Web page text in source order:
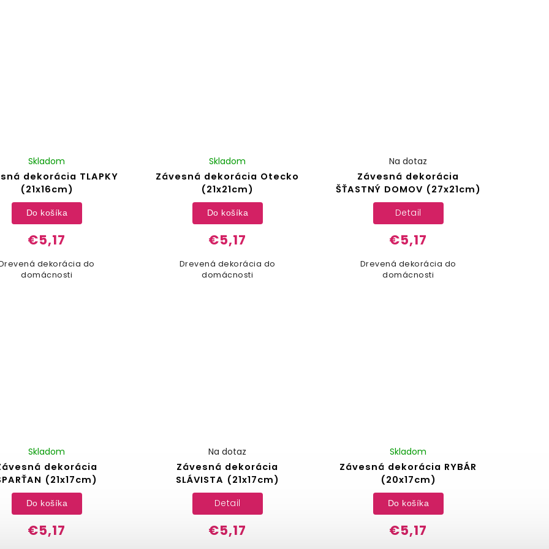
dekorácia TLAPKY
(21x16cm)
Skladom
€5,17
Do košíka
dekorácia do
domácnosti
Závesná dekorácia Otecko
(21x21cm)
Skladom
€5,17
Do košíka
Drevená dekorácia do
domácnosti
Závesná dekorácia
ŠŤASTNÝ DOMOV (27x21cm)
Na dotaz
€5,17
Detail
Drevená dekorácia do
domácnosti
dekorácia
(21x17cm)
Skladom
€5,17
Do košíka
Závesná dekorácia
SLÁVISTA (21x17cm)
Na dotaz
€5,17
Detail
Závesná dekorácia RYBÁR
(20x17cm)
Skladom
€5,17
Do košíka